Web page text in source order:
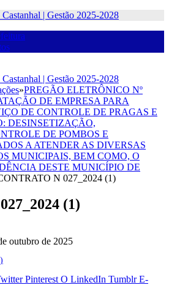
»PREGÃO ELETRÔNICO Nº
DE EMPRESA PARA
DE CONTROLE DE PRAGAS E
DESINSETIZAÇÃO,
DE POMBOS E
A ATENDER AS DIVERSAS
MUNICIPAIS, BEM COMO, O
DESTE MUNICÍPIO DE
N 027_2024 (1)
(1)
outubro de 2025
Pinterest O LinkedIn Tumblr E-